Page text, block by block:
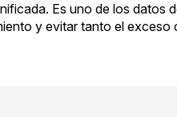
Es uno de los datos
y evitar tanto el exceso